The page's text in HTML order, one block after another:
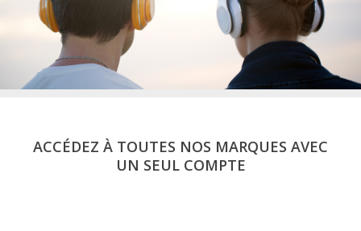
ACCÉDEZ À TOUTES NOS MARQUES AVEC
UN SEUL COMPTE